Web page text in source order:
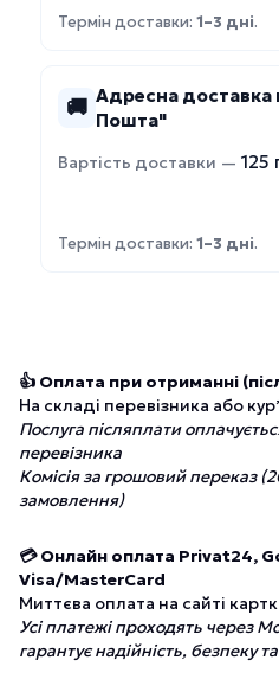
Термін доставки: 1–3 дні.
🚚 Адресна доставка
Пошта"
Вартість доставки — 125
Термін доставки: 1–3 дні.
👍 Оплата при отриманні
На складі перевізника або
Послуга післяплати
перевізника
Комісія за грошовий переказ
замовлення)
💳 Онлайн оплата Privat24,
Visa/MasterCard
Миттєва оплата на сайті
Усі платежі проходять через
гарантує надійність, безпеку